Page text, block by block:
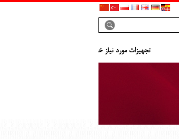
تجهیزات مورد نیاز خود را با کمترین قیمت، کوتاهترین